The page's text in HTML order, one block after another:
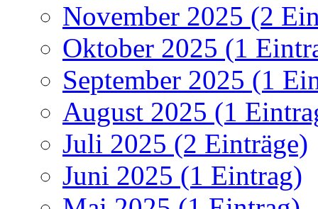
November 2025 (2
Oktober 2025 (1
September 2025 (1
August 2025 (1
Juli 2025 (2 Einträge)
Juni 2025 (1 Eintrag)